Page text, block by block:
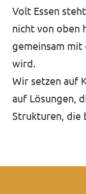
Volt Essen
nicht von oben
gemeinsam mit
wird.
Wir setzen auf
auf Lösungen,
Strukturen, die